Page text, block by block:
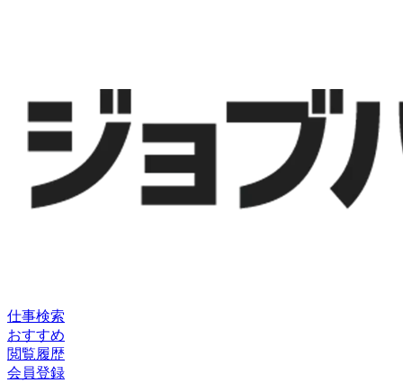
仕事検索
おすすめ
閲覧履歴
会員登録